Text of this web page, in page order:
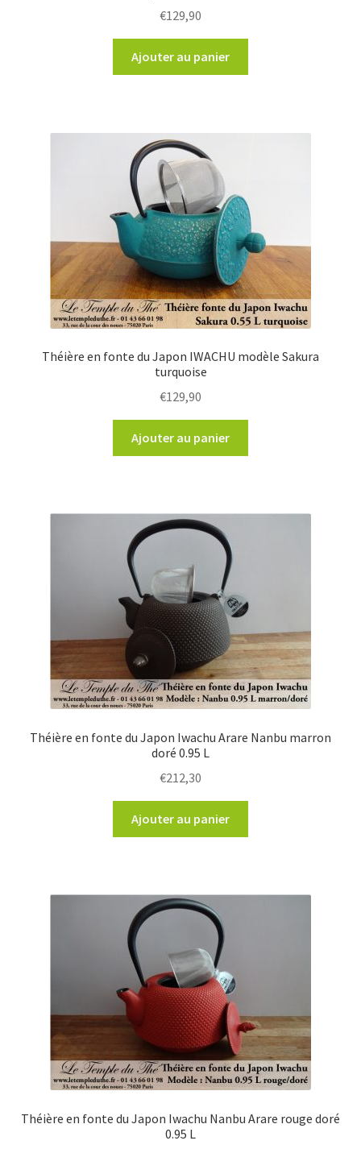
€129,90
Ajouter au panier
Théière en fonte du Japon IWACHU modèle Sakura
turquoise
€129,90
Ajouter au panier
Théière en fonte du Japon Iwachu Arare Nanbu marron
doré 0.95 L
€212,30
Ajouter au panier
Théière en fonte du Japon Iwachu Nanbu Arare rouge doré
0.95 L